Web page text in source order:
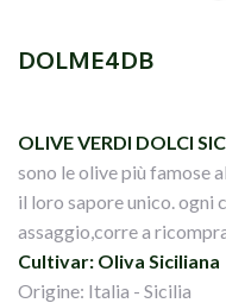
DOLME4DB
OLIVE VERDI DOLCI
sono le olive più famose
il loro sapore unico. ogni
assaggio,corre a
Cultivar: Oliva Siciliana
Origine: Italia - Sicilia